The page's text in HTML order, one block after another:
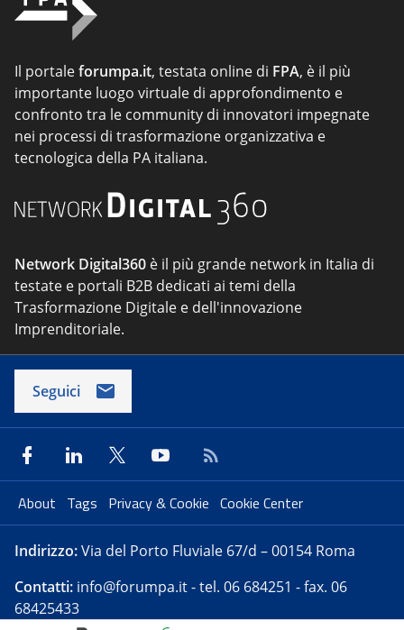
Il portaleforumpa.it, testata online di FPA, è il più
importante luogo virtuale di approfondimento e
confronto tra le community di innovatori impegnate
nei processi di trasformazione organizzativa e
tecnologica della PA italiana.
Network Digital360 è il più grande network in Italia di
testate e portali B2B dedicati ai temi della
Trasformazione Digitale e dell'innovazione
Imprenditoriale.
Seguici
About Tags Privacy & Cookie Cookie Center
Indirizzo:Via del Porto Fluviale 67/d – 00154 Roma
Contatti: info@forumpa.it- tel. 06 684251 - fax. 06
68425433